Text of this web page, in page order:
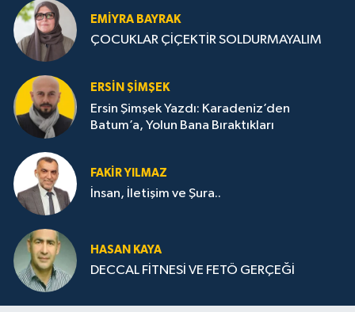
EMIYRA BAYRAK
ÇOCUKLAR ÇİÇEKTİR SOLDURMAYALIM
ERSIN ŞIMŞEK
Ersin Şimşek Yazdı: Karadeniz’den
Batum’a, Yolun Bana Bıraktıkları
FAKIR YILMAZ
İnsan, İletişim ve Şura..
HASAN KAYA
DECCAL FİTNESİ VE FETÖ GERÇEĞİ